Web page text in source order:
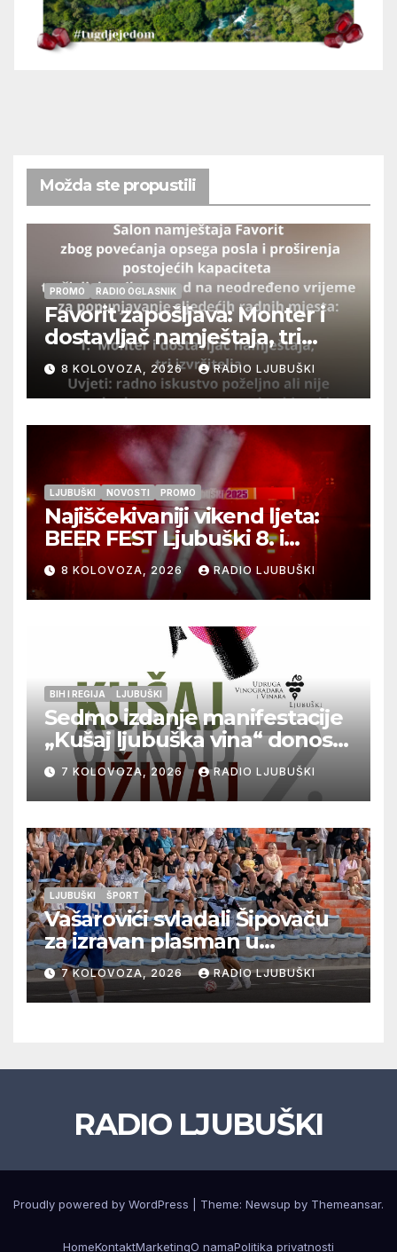
Možda ste propustili
PROMO RADIO OGLASNIK
Favorit zapošljava: Monter i
dostavljač namještaja, tri
izvršitelja
8 KOLOVOZA, 2026 RADIO LJUBUŠKI
LJUBUŠKI NOVOSTI PROMO
Najiščekivaniji vikend ljeta:
BEER FEST Ljubuški 8. i
9.kolovoza
8 KOLOVOZA, 2026 RADIO LJUBUŠKI
BIH I REGIJA LJUBUŠKI
Sedmo izdanje manifestacije
„Kušaj ljubuška vina“ donosi
vrhunska vina, gastronomiju i
glazbu
7 KOLOVOZA, 2026 RADIO LJUBUŠKI
LJUBUŠKI ŠPORT
Vašarovići svladali Šipovaču
za izravan plasman u
četvrtfinale, Grab izborio
prolazak dalje, Klobuk ispao,
večeras počinje četvrtfinale
7 KOLOVOZA, 2026 RADIO LJUBUŠKI
RADIO LJUBUŠKI
Proudly powered by WordPress Theme: Newsup by Themeansar.
HomeKontaktMarketingO namaPolitika privatnosti